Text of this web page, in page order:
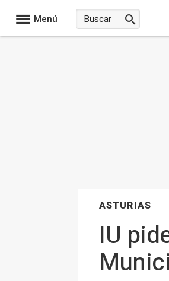
Menú
ASTURIAS
IU